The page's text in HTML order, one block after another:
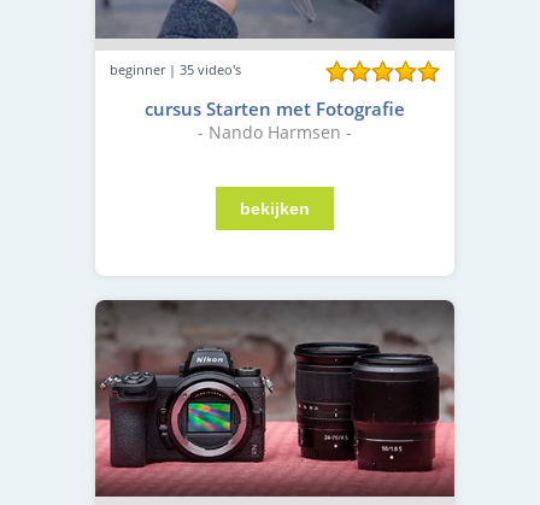
beginner | 35 video's
cursus Starten met Fotografie
- Nando Harmsen -